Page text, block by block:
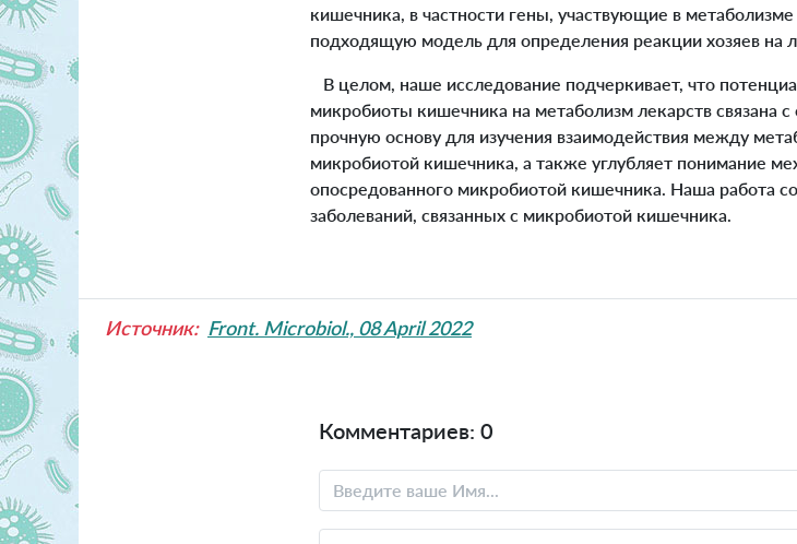
кишечника, в частности гены, участвующие в
подходящую модель для определения реакции хозяев на
В целом, наше исследование подчеркивает, что
микробиоты кишечника на метаболизм лекарств связана
прочную основу для изучения взаимодействия между
микробиотой кишечника, а также углубляет понимание
опосредованного микробиотой кишечника. Наша работа
заболеваний, связанных с микробиотой кишечника.
Источник: Front. Microbiol., 08 April 2022
Комментариев: 0